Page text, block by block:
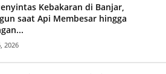
Kebakaran di Banjar,
saat Api Membesar hingga
2026